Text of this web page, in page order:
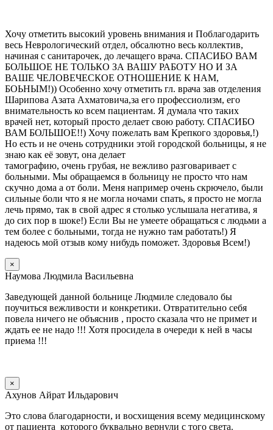
Хочу отметить высокий уровень внимания и Поблагодарить
весь Неврологический отдел, обсалютно весь коллектив,
начиная с санитарочек, до лечащего врача. СПАСИБО ВАМ
БОЛЬШОЕ НЕ ТОЛЬКО ЗА ВАШУ РАБОТУ НО И ЗА
ВАШЕ ЧЕЛОВЕЧЕСКОЕ ОТНОШЕНИЕ К НАМ,
БОЬНЫМ!)) Особенно хочу отметить гл. врача зав отделения
Шарипова Азата Ахматовича,за его профессиолизм, его
внимательность ко всем пациентам. Я думала что таких
врачей нет, который просто делает свою работу. СПАСИБО
ВАМ БОЛЬШОЕ!!) Хочу пожелать вам Крепкого здоровья,!)
Но есть и не очень сотрудники этой городской больницы, я не
знаю как её зовут, она делает
тамографию, очень грубая, не вежливо разговаривает с
больными. Мы обращаемся в больницу не просто что нам
скучно дома а от боли. Меня например очень скрючело, были
сильные боли что я не могла ночами спать, я просто не могла
лечь прямо, так в свой адрес я столько услышала негатива, я
до сих пор в шоке!) Если Вы не умеете обращаться с людьми а
тем более с больными, тогда не нужно там работать!) Я
надеюсь мой отзыв кому нибудь поможет. Здоровья Всем!)
×
Наумова Людмила Васильевна
Заведующей данной больнице Людмиле следовало бы
поучиться вежливости и конкретики. Отвратительно себя
повела ничего не объяснив , просто сказала что не примет и
ждать ее не надо !!! Хотя просидела в очереди к ней в часы
приема !!!
×
Ахунов Айрат Ильдарович
Это слова благодарности, и восхищения всему медицинскому
от пациента которого буквально вернули с того света.